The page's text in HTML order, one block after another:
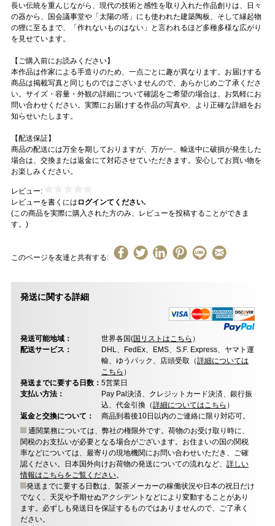
長い伝統を重んじながら、現代の技術と感性を取り入れた作品創りは、日々
の器から、国会議事堂や「太陽の塔」にも使われた建築陶板、そして縁起物
の狸に至るまで、「作れないものはない」と言われるほど多種多様な広がり
を見せています。
【ご購入前にお読みください】
本作品は作家による手造りのため、一点ごとに趣が異なります。お届けする
商品は掲載写真と同じものではございませんので、あらかじめご了承くださ
い。サイズ・容量・外観の詳細について確認をご希望の場合は、お気軽にお
問い合わせください。実際にお届けする作品の写真や、より正確な詳細をお
知らせいたします。
【配送保証】
商品の配送には万全を期しておりますが、万が一、輸送中に破損が発生した
場合は、交換または返金にて対応させていただきます。安心してお買い物を
お楽しみください。
レビュー:
レビューを書くには ログインてください.
(この商品を実際に購入された方のみ、レビューを投稿することができま
す。)
このページを友達と共有する:
発送に関する詳細
発送可能地域： 世界各国(国リストはこちら ）
配送サービス：
DHL、FedEx、EMS、S.F. Express、ヤマト運
輸、ゆうパック、店頭受取（詳細については
こちら ）
発送までに要する日数： 5営業日
支払い方法：
Pay Pal決済、クレジットカード決済、銀行振
込、代金引換（詳細についてはこちら ）
返金と交換について：
商品到着後10日以内のご連絡に限り対応可。
通関業務については、弊社の権限外です。荷物のお受け取り時に、
関税のお支払いが必要となる場合がございます。お住まいの国の関税
率などについては、最寄りの現地機関にお問い合わせいただき、ご確
認ください。日本国外向けお荷物の発送についての流れなど、 詳しい
情報はこちらをご覧ください。
発送までに要する日数は、製茶メーカーの稼働状況や日本の祝日だけ
でなく、天災や予期せぬアクシデントなどにより変動することがあり
ます。必ずしも発送日を保証するものではありませんので、ご了承く
ださい。